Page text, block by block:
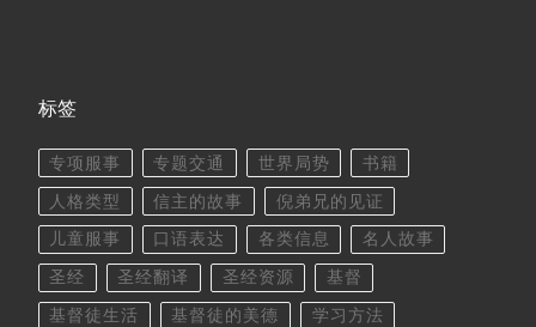
标签
专项服事 专题交通 世界局势 书籍
人格类型 信主的故事 倪弟兄的见证
儿童服事 口语表达 各类信息 名人故事
圣经 圣经翻译 圣经资源 基督
基督徒生活 基督徒的美德 学习方法